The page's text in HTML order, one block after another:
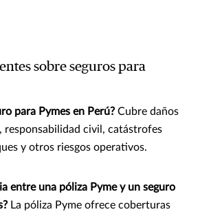
sobre seguros para
para Pymes en Perú? Cubre daños
responsabilidad civil, catástrofes
y otros riesgos operativos.
entre una póliza Pyme y un seguro
La póliza Pyme ofrece coberturas